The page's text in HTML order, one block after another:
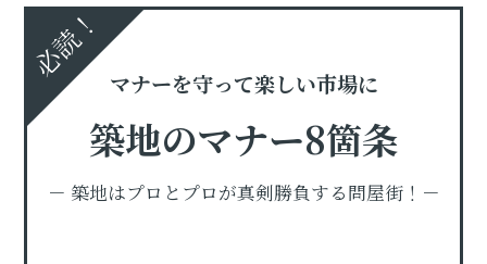
必読！
マナーを守って楽しい市場に
築地のマナー8箇条
－ 築地はプロとプロが真剣勝負する問屋街！－